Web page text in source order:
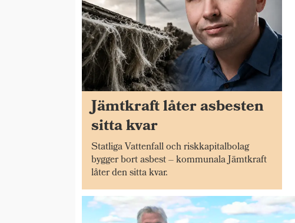
Jämtkraft låter asbesten
sitta kvar
Statliga Vattenfall och riskkapitalbolag
bygger bort asbest – kommunala Jämtkraft
låter den sitta kvar.